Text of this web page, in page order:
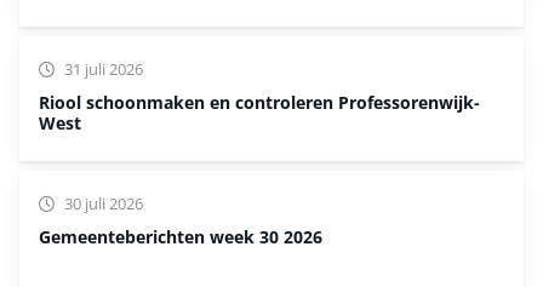
Riool schoonmaken en controleren Professorenwijk-
West
31 juli 2026
Gemeenteberichten week 30 2026
30 juli 2026